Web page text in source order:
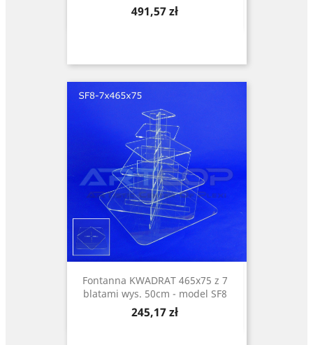
Cena
491,57 zł
Fontanna KWADRAT 465x75 z 7
blatami wys. 50cm - model SF8
Cena
245,17 zł